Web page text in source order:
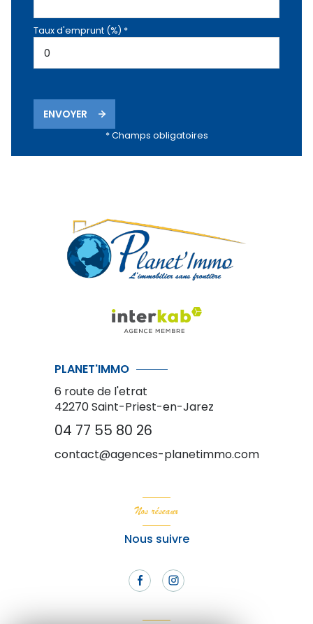
Taux d'emprunt (%) *
ENVOYER
* Champs obligatoires
PLANET'IMMO
6 route de l'etrat
42270Saint-Priest-en-Jarez
04 77 55 80 26
contact@agences-planetimmo.com
Nos réseaux
Nous suivre